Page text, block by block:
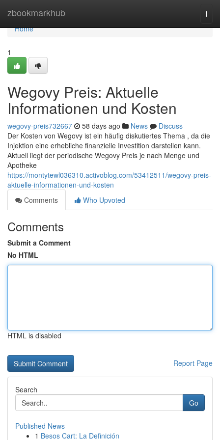
zbookmarkhub
Home
Home
1
Wegovy Preis: Aktuelle
Informationen und Kosten
wegovy-preis732667 58 days ago News
Discuss
Der Kosten von Wegovy ist ein häufig diskutiertes Thema , da die
Injektion eine erhebliche finanzielle Investition darstellen kann.
Aktuell liegt der periodische Wegovy Preis je nach Menge und
Apotheke
https://montytewl036310.activoblog.com/53412511/wegovy-preis-
aktuelle-informationen-und-kosten
Comments
Who Upvoted
Comments
Submit a Comment
No HTML
HTML is disabled
Report Page
Search
Go
Published News
1 Besos Cart: La Definición